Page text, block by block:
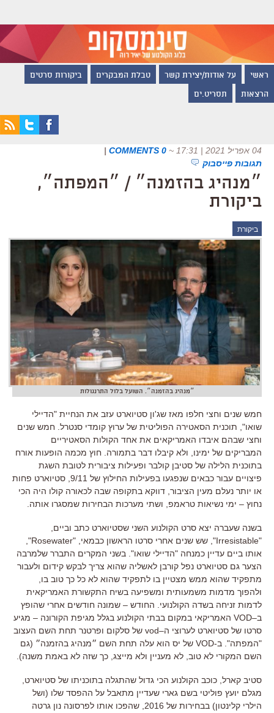
ראשי על אודות/יצירת קשר טבלת המבקרים ביקורות סרטים
הרצאות תסריט.ים
04 אפריל 2021 | 17:31 ~
0 COMMENTS
|
תגובות פייסבוק
״מנהיג בהזמנה״ / ״המפתה״,
ביקורת
ביקורת
״מנהיג בהזמנה״. השועל בלול התרנגולות
חמש שנים וחצי חלפו מאז שג'ון סטיוארט עזב את הנחיית "הדיילי
שואו", תוכנית הסאטירה הפוליטית של ערוץ קומדי סנטרל חמש שנים
וחצי שבהם איבדו האמריקאים את אחד הקולות הסאטיריים
המבריקים של ימינו
ולא קיבלו דבר בתמורה
חוץ מכמה הופעות אורח
בתוכנית הלילה של סטיבן קולבר ופעילות ציבורית לטובת השגת
פיצויים עבור כבאים שנפגעו בפעילות החילוץ של 9/11 סטיוארט פחות
או יותר נעלם מעין הציבור דווקא בתקופה שבה לכאורה קולו היה הכי
נחוץ – ימי נשיאות טראמפ ושתי מערכות הבחירות שמסגרו אותה
בשנה שעברה יצא סרט הקולנוע השני שסטיוארט כתב וביים
"
Irresistable
", שש שנים אחרי סרטו הראשון כבמאי , "
Rosewater
",
אותו ביים עדיין כמנחה "הדיילי שואו". בשני המקרים התברר שלמרבה
הצער גם סטיוארט נפל קורבן לאשליה שהוא צריך לבקש קידום ולעבור
מתפקיד שהוא ממש מצטיין בו לתפקיד שהוא לא כל כך טוב בו
ולהפוך מדמות משמעותית ומשפיעה בשיח התקשורת האמריקאית
לדמות זניחה בשדה הקולנועי
החודש – שמונה חודשים אחרי שהופץ
ב–
VOD האמריקאי במקום בבתי הקולנוע בגלל מגיפת הקורונה – מגיע
סרטו של סטיוארט לערוצי ה–
vod של סלקום ופרטנר תחת השם העצוב
"המפתה
". ב-VOD של יס הוא עלה תחת השם ״מנהיג בהזמנה״ (גם
השם המקורי לא טוב, לא מעניין ולא מייצג, כך שזה לא באמת משנה).
סטיב קארל כוכב הקולנוע הכי גדול שהתגלה בתוכניתו של סטיוארט
מגלם יועץ פוליטי בשם גארי שעדיין מתאבל על ההפסד שלו (ושל
הילרי קלינטון) בבחירות של 2016 שהפכו אותו לפרסונה נון גרטה